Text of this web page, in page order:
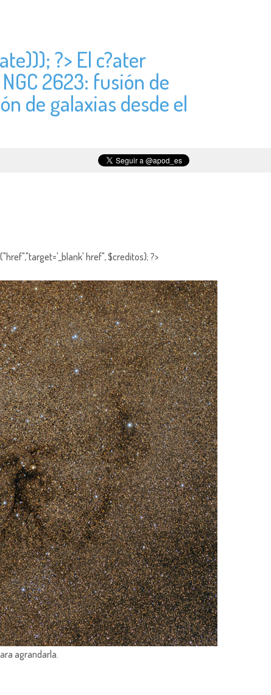
?> El c?ater
2623: fusión de
de galaxias desde el
href", $creditos); ?>
agrandarla.